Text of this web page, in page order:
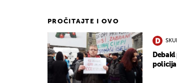
PROČITAJTE I OVO